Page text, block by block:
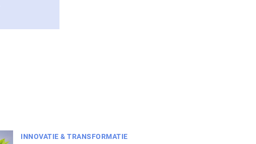
INNOVATIE & TRANSFORMATIE